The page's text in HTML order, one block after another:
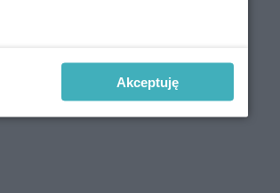
REKLAMA
Akceptuję